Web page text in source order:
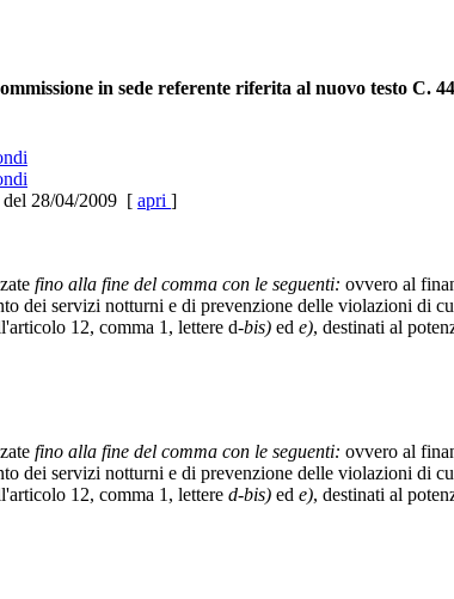
in sede referente riferita al nuovo testo C.
del 28/04/2009 [ apri ]
fino alla fine del comma con le seguenti: ovvero al
dei servizi notturni e di prevenzione delle violazioni di
12, comma 1, lettere d-bis) ed e), destinati al
fino alla fine del comma con le seguenti: ovvero al
dei servizi notturni e di prevenzione delle violazioni di
12, comma 1, lettere d-bis) ed e), destinati al